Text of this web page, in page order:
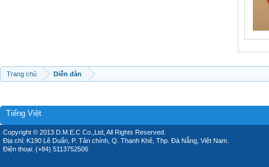
Trang chủ Diễn đàn
Tiếng Việt
Copyright © 2013 D.M.E.C Co.,Ltd, All Rights Reserved.
Địa chỉ: K190 Lê Duẩn, P. Tân chính, Q. Thanh Khê, Thp. Đà Nẵng, Việt Nam.
Điện thoại: (+84) 5113752506